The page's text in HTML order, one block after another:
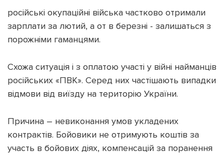
російські окупаційні війська частково отримали
зарплати за лютий, а от в березні - залишаться з
порожніми гаманцями.
Схожа ситуація і з оплатою участі у війні найманців
російських «ПВК». Серед них частішають випадки
відмови від виїзду на територію України.
Причина – невиконання умов укладених
контрактів. Бойовики не отримують коштів за
участь в бойових діях, компенсацій за поранення